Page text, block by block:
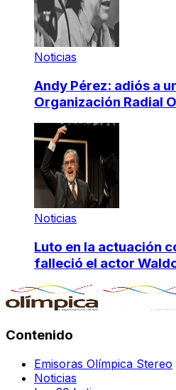
Noticias
Andy Pérez: adiós a
Organización Radial
Noticias
Luto en la actuación
falleció el actor
Contenido
Emisoras Olímpica Stereo
Noticias